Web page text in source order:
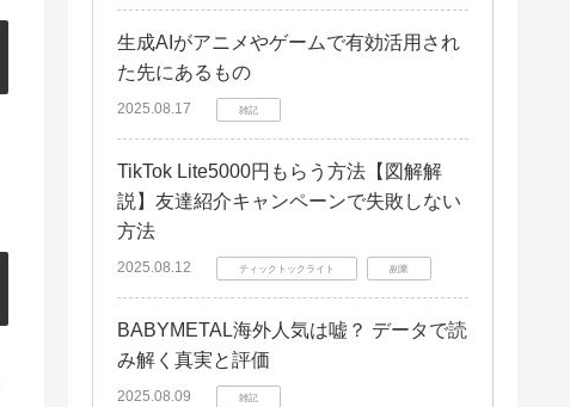
生成AIがアニメやゲームで有効活用され
た先にあるもの
2025.08.17 雑記
TikTok Lite5000円もらう方法【図解解
説】友達紹介キャンペーンで失敗しない
方法
2025.08.12 ティックトックライト 副業
BABYMETAL海外人気は嘘？ データで読
み解く真実と評価
2025.08.09 雑記